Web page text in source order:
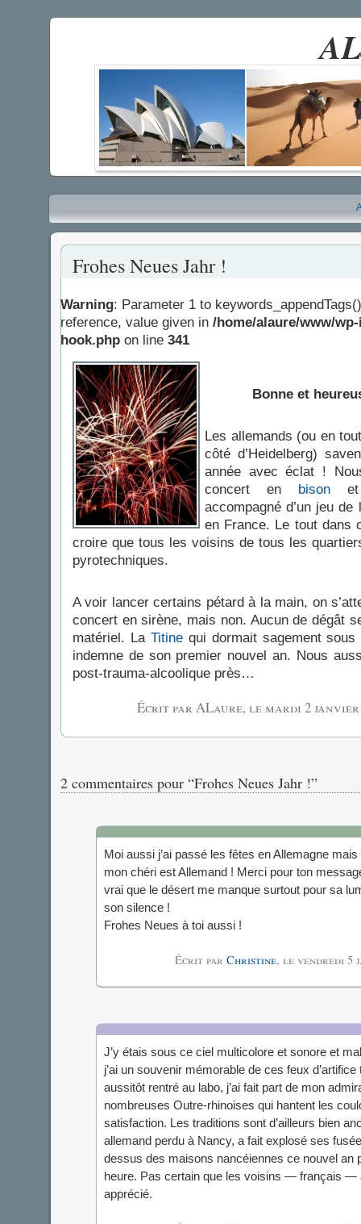
Frohes Neues Jahr !
Warning: Parameter 1 to
reference, value given in /home/alaure/www/
hook.php on line 341
Bonne et
Les allemands (ou en
côté d’Heidelberg)
année avec éclat !
concert en bison et
accompagné d’un jeu
en France. Le tout dans
croire que tous les voisins de tous les
pyrotechniques.
A voir lancer certains pétard à la main, on
concert en sirène, mais non. Aucun de dégât
matériel. La Titinequi dormait sagement
indemne de son premier nouvel an. Nous
post-trauma-alcoolique près…
Écrit par ALaure, lemardi 2 janvier
2 commentaires pour “Frohes Neues Jahr !”
Moi aussi j’ai passé les fêtes en Allemagne
mon chéri est Allemand ! Merci pour ton
vrai que le désert me manque surtout pour sa
son silence !
Frohes Neues à toi aussi !
Écrit par Christine, le vendredi 5
J’y étais sous ce ciel multicolore et sonore et
j’ai un souvenir mémorable de ces feux
aussitôt rentré au labo, j’ai fait part de mon
nombreuses Outre-rhinoises qui hantent les
satisfaction. Les traditions sont d’ailleurs bien
allemand perdu à Nancy, a fait explosé ses
dessus des maisons nancéiennes ce nouvel an
heure. Pas certain que les voisins — français —
apprécié.